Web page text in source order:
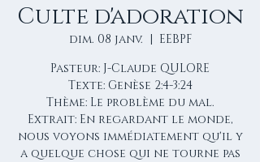
Culte d'adoration
dim. 08 janv.
  |
EEBPF
Pasteur: J-Claude QULORE
Texte: Genèse 2:4-3:24
Thème: Le problème du mal.
Extrait: En regardant le monde,
nous voyons immédiatement qu'il y
a quelque chose qui ne tourne pas